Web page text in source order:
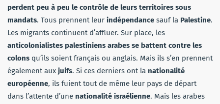
perdent peu à peu le contrôle de leurs territoires sous
mandats. Tous prennent leur indépendance sauf la Palestine.
Les migrants continuent d’affluer. Sur place, les
anticolonialistes palestiniens arabes se battent contre les
colons qu’ils soient français ou anglais. Mais ils s’en prennent
également aux juifs. Si ces derniers ont la nationalité
européenne, ils fuient tout de même leur pays de départ
dans l’attente d’une nationalité israélienne. Mais les arabes